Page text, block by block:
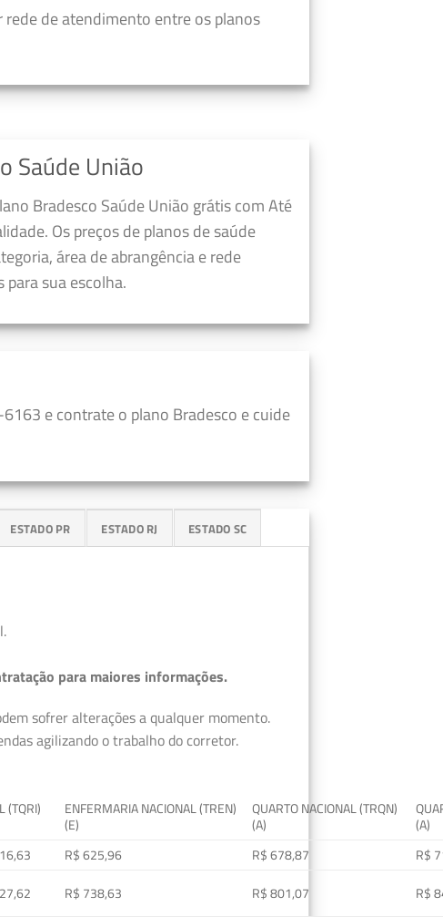
de atendimento entre os planos
Saúde União
Bradesco Saúde União grátis com Até
Os preços de planos de saúde
área de abrangência e rede
sua escolha.
e contrate o plano Bradesco e cuide
ESTADO PR ESTADO RJ ESTADO SC
para maiores informações.
sofrer alterações a qualquer momento.
agilizando o trabalho do corretor.
(TQRI)
ENFERMARIA NACIONAL (TREN)
(E)
QUARTO NACIONAL (TRQN)
(A)
(A)
R$ 625,96 R$ 678,87
R$
R$ 738,63 R$ 801,07
R$